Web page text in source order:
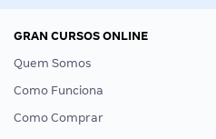
GRAN CURSOS ONLINE
Quem Somos
Como Funciona
Como Comprar